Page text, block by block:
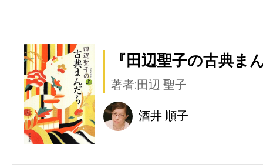
『田辺聖子の古典ま
著者:田辺 聖子
酒井 順子